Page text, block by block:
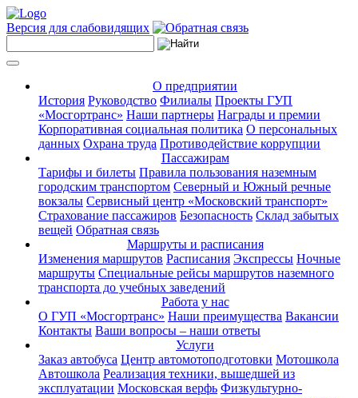
Версия для слабовидящих
О предприятии
История Руководство Филиалы Проекты ГУП
«Мосгортранс» Наши партнеры Награды и премии
Корпоративная социальная политика О персональных
данных Охрана труда Противодействие коррупции
Пассажирам
Тарифы и билеты Правила пользования наземным
городским транспортом Северный и Южный речные
вокзалы Сервисный центр «Московский транспорт»
Страхование пассажиров Безопасность Склад забытых
вещей Обратная связь
Маршруты и расписания
Изменения маршрутов Расписания Экспрессы Ночные
маршруты Специальные рейсы маршрутов наземного
транспорта до учебных заведений
Работа у нас
О ГУП «Мосгортранс» Наши преимущества Вакансии
Контакты Ваши вопросы – наши ответы
Услуги
Заказ автобуса Центр автомотоподготовки Мотошкола
Автошкола Реализация техники, вышедшей из
эксплуатации Московская верфь Физкультурно-